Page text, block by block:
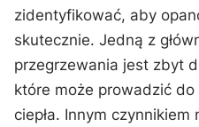
zidentyfikować, aby
⁣skutecznie. Jedną z
przegrzewania jest zbyt
które może prowadzić
ciepła. Innym